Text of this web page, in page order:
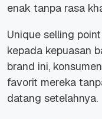
enak tanpa rasa
Unique selling
kepada kepuasan
brand ini,
favorit mereka
datang setelahnya.